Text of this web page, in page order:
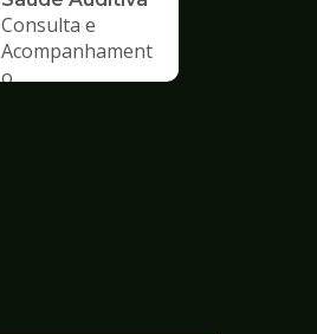
Consulta e
Acompanhament
o